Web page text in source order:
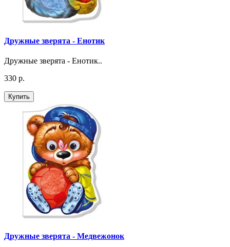
Дружные зверята - Енотик
Дружные зверята - Енотик..
330 р.
Купить
Дружные зверята - Медвежонок